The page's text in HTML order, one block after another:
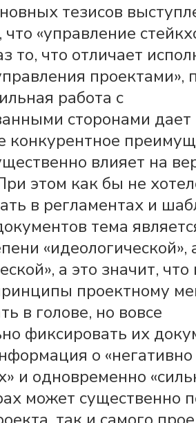
тезисов
«управление
то, что отличает
проектами»,
работа с
сторонами дает
конкурентное
влияет на
этом как бы не
в регламентах и
тема
«идеологической»,
а это значит,
проектному
в голове, но вовсе
фиксировать их
о «негативно
и одновременно
может существенно